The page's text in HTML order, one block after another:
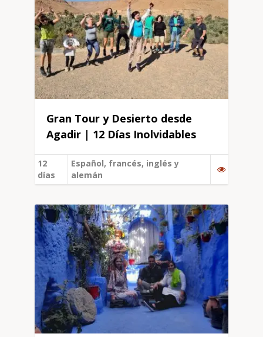
Gran Tour y Desierto desde
Agadir | 12 Días Inolvidables
12
días
Español, francés, inglés y
alemán